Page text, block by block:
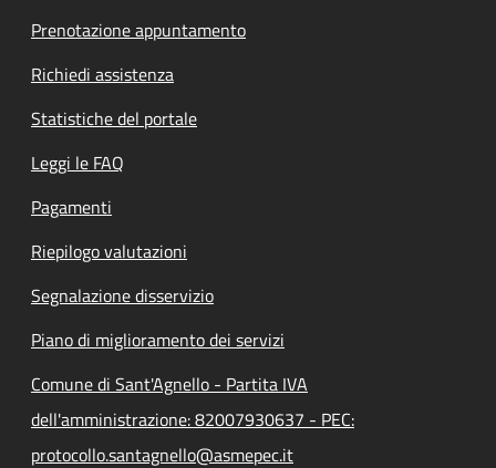
Prenotazione appuntamento
Richiedi assistenza
Statistiche del portale
Leggi le FAQ
Pagamenti
Riepilogo valutazioni
Segnalazione disservizio
Piano di miglioramento dei servizi
Comune di Sant'Agnello - Partita IVA
dell'amministrazione: 82007930637 - PEC:
protocollo.santagnello@asmepec.it